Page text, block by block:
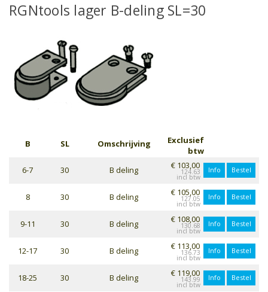
RGNtools lager B-deling SL=30
B SL Omschrijving
Exclusief
btw
6-7
30 B deling € 103,00
124.63 Info Bestel
8 30 B deling € 105,00
127.05 Info Bestel
9-11 30 B deling € 108,00
130.68 Info Bestel
12-17 30 B deling € 113,00
136.73 Info Bestel
18-25 30 B deling € 119,00
143.99 Info Bestel